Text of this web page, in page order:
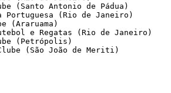
(Santo Antonio de Pádua)
Portuguesa (Rio de Janeiro)
(Araruama)
e Regatas (Rio de Janeiro)
(Petrópolis)
(São João de Meriti)